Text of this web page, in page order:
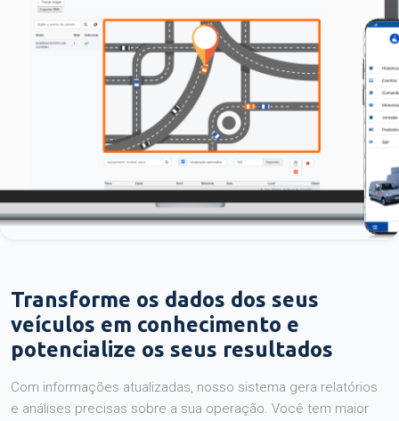
Transforme os dados dos seus
veículos em conhecimento e
potencialize os seus resultados
Com informações atualizadas, nosso sistema gera relatórios
e análises precisas sobre a sua operação. Você tem maior